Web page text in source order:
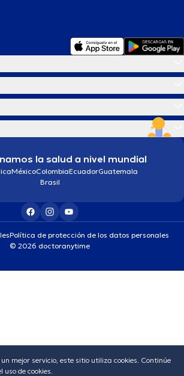
la salud a nivel mundial
MéxicoColombiaEcuadorGuatemala
Brasil
Política de protección de los datos personales
© 2026 doctoranytime
mejor servicio, este sitio utiliza cookies. Continúe
de cookies.